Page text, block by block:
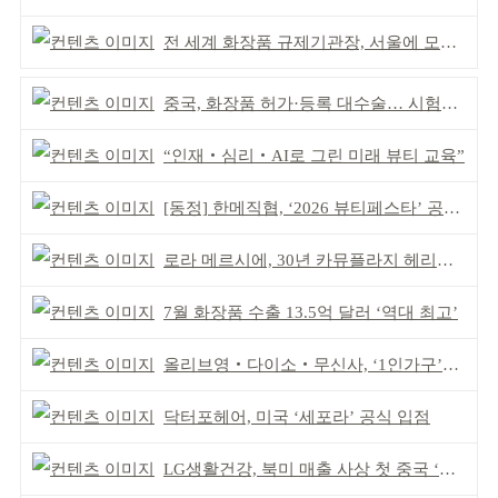
전 세계 화장품 규제기관장, 서울에 모인다
중국, 화장품 허가·등록 대수술… 시험자료 공용 허용
“인재‧심리‧AI로 그린 미래 뷰티 교육”
[동정] 한메직협, ‘2026 뷰티페스타’ 공동 주최
로라 메르시에, 30년 카뮤플라지 헤리티지 담아
7월 화장품 수출 13.5억 달러 ‘역대 최고’
올리브영‧다이소‧무신사, ‘1인가구’가 이끈다
닥터포헤어, 미국 ‘세포라’ 공식 입점
LG생활건강, 북미 매출 사상 첫 중국 ‘추월’